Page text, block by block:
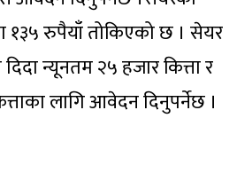
१३५ रुपैयाँ तोकिएको छ । सेयर
न्यूनतम २५ हजार कित्ता र
लागि आवेदन दिनुपर्नेछ ।